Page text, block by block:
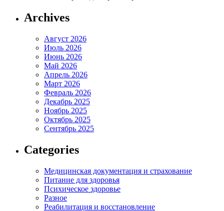
Archives
Август 2026
Июль 2026
Июнь 2026
Май 2026
Апрель 2026
Март 2026
Февраль 2026
Декабрь 2025
Ноябрь 2025
Октябрь 2025
Сентябрь 2025
Categories
Медицинская документация и страхование
Питание для здоровья
Психическое здоровье
Разное
Реабилитация и восстановление